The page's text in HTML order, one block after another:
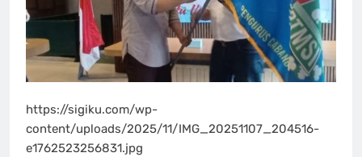
https://sigiku.com/wp-
content/uploads/2025/11/IMG_20251107_204516-
e1762523256831.jpg